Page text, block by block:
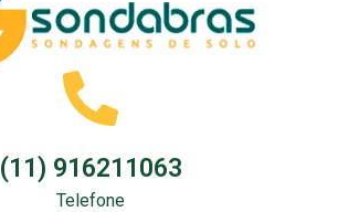
(11) 916211063
Telefone